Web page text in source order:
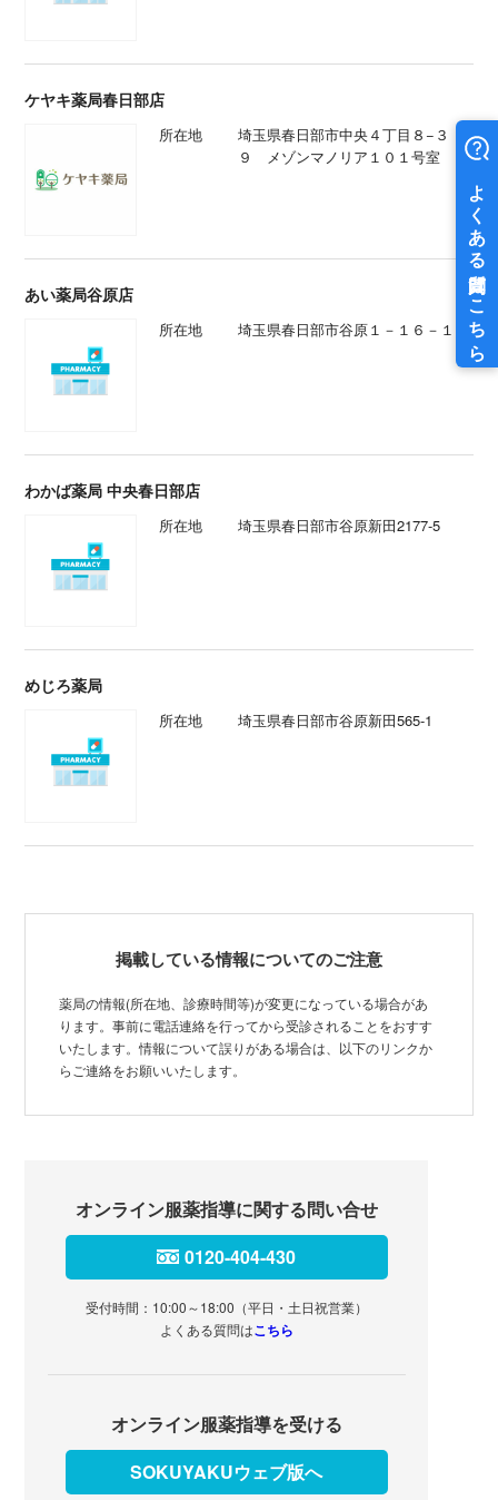
ケヤキ薬局春日部店
所在地
埼玉県春日部市中央４丁目８−３
９ メゾンマノリア１０１号室
あい薬局谷原店
所在地 埼玉県春日部市谷原１－１６－１８
わかば薬局 中央春日部店
所在地 埼玉県春日部市谷原新田2177-5
めじろ薬局
所在地 埼玉県春日部市谷原新田565-1
掲載している情報についてのご注意
薬局の情報(所在地、診療時間等)が変更になっている場合があ
ります。事前に電話連絡を行ってから受診されることをおすす
いたします。情報について誤りがある場合は、以下のリンクか
らご連絡をお願いいたします。
オンライン服薬指導に関する問い合せ
0120-404-430
受付時間：10:00～18:00（平日・土日祝営業）
よくある質問はこちら
オンライン服薬指導を受ける
SOKUYAKUウェブ版へ